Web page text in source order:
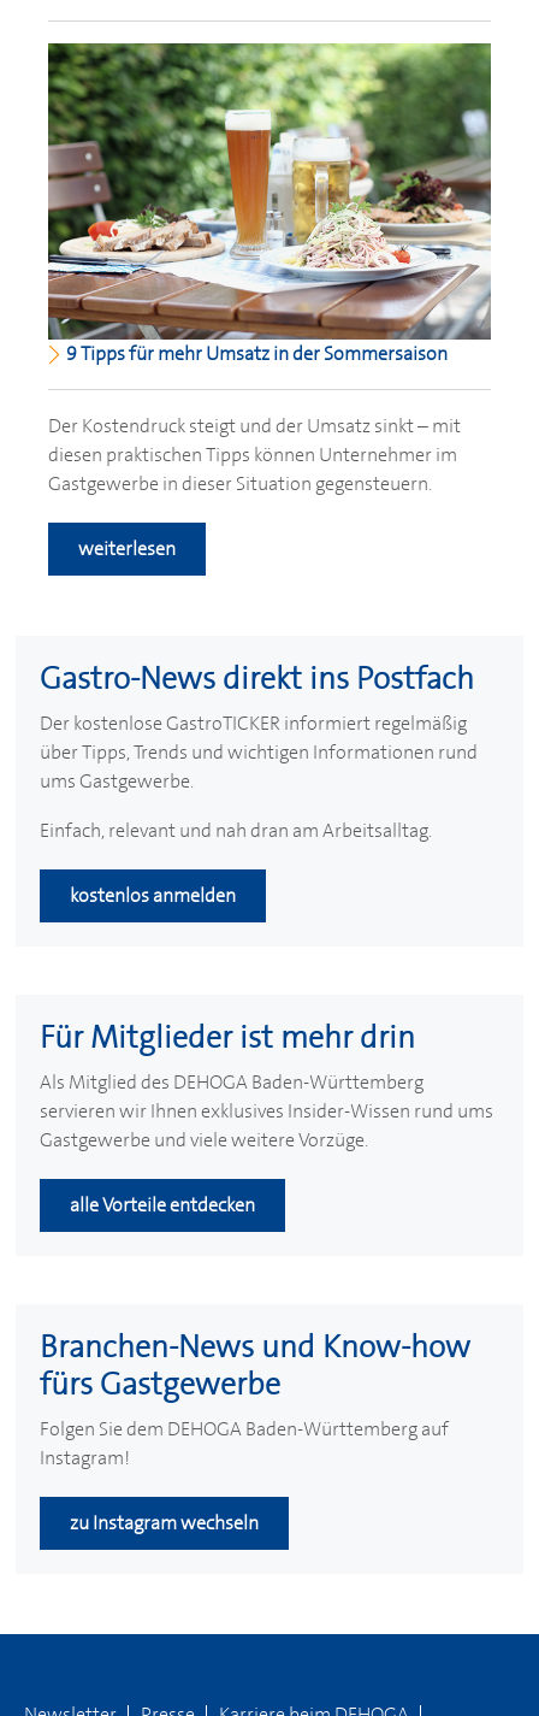
9 Tipps für mehr Umsatz in der Sommersaison
Der Kostendruck steigt und der Umsatz sinkt – mit
diesen praktischen Tipps können Unternehmer im
Gastgewerbe in dieser Situation gegensteuern.
weiterlesen
Gastro-News direkt ins Postfach
Der kostenlose GastroTICKER informiert regelmäßig
über Tipps, Trends und wichtigen Informationen rund
ums Gastgewerbe.
Einfach, relevant und nah dran am Arbeitsalltag.
kostenlos anmelden
Für Mitglieder ist mehr drin
Als Mitglied des DEHOGABaden-Württemberg
servieren wir Ihnen exklusives Insider-Wissen rund ums
Gastgewerbe und viele weitere Vorzüge.
alle Vorteile entdecken
Branchen-News und Know-how
fürs Gastgewerbe
Folgen Sie dem DEHOGABaden-Württemberg auf
Instagram!
zu Instagram wechseln